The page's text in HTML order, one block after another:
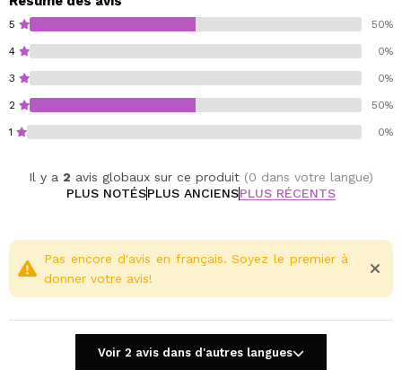
Son emballage doux au toucher et son applicateur de
précision permettent une application confortable et
uniforme, idéal pour l'emporter partout avec vous.
Description olfactive :
Notes de tête : Crème fouettée et accord onctueux
d'espresso.
Notes de fond : fève tonka, bois doux et sucre
grillé.
raffiné.
Cruelty free.
Vegan.
5 50%
4 0%
3 0%
2 50%
1 0%
Il y a 2 avis globaux sur ce produit (0 dans votre langue)
PLUS NOTÉSPLUS ANCIENSPLUS RÉCENTS
Pas encore d'avis en français. Soyez le premier à
donner votre avis!
Voir 2 avis dans d'autres langues